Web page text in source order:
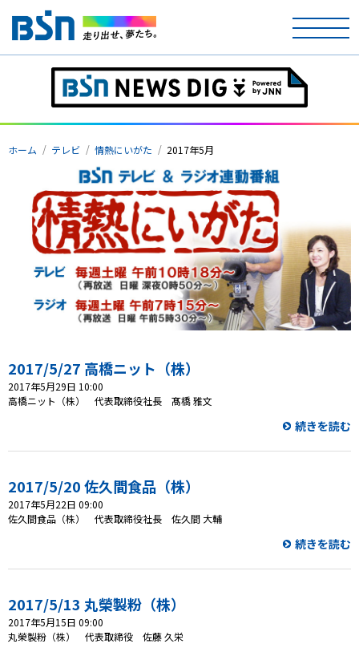
テレビ
ラジオ
アナウンサー
イベント
ニュース
プレゼント
会社概要・ビジョン
ホーム テレビ 情熱にいがた 2017年5月
2017/5/27 高橋ニット（株）
2017年5月29日 10:00
高橋ニット（株） 代表取締役社長 髙橋 雅文
続きを読む
2017/5/20 佐久間食品（株）
2017年5月22日 09:00
佐久間食品（株） 代表取締役社長 佐久間 大輔
続きを読む
2017/5/13 丸榮製粉（株）
2017年5月15日 09:00
丸榮製粉（株） 代表取締役 佐藤 久栄